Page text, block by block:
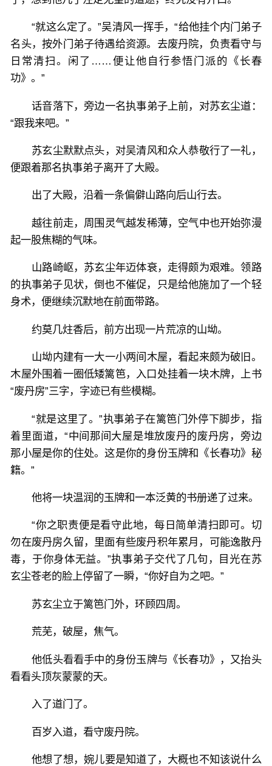
“就这么定了。”吴清风一挥手，“给他挂个内门弟子
名头，按外门弟子待遇给资源。去废丹院，负责看守与
日常清扫。闲了……便让他自行参悟门派的《长春
功》。”
话音落下，旁边一名执事弟子上前，对苏玄尘道：
“跟我来吧。”
苏玄尘默默点头，对吴清风和众人恭敬行了一礼，
便跟着那名执事弟子离开了大殿。
出了大殿，沿着一条偏僻山路向后山行去。
越往前走，周围灵气越发稀薄，空气中也开始弥漫
起一股焦糊的气味。
山路崎岖，苏玄尘年迈体衰，走得颇为艰难。领路
的执事弟子见状，倒也不催促，只是给他施加了一个轻
身术，便继续沉默地在前面带路。
约莫几炷香后，前方出现一片荒凉的山坳。
山坳内建有一大一小两间木屋，看起来颇为破旧。
木屋外围着一圈低矮篱笆，入口处挂着一块木牌，上书
“废丹房”三字，字迹已有些模糊。
“就是这里了。”执事弟子在篱笆门外停下脚步，指
着里面道，“中间那间大屋是堆放废丹的废丹房，旁边
那小屋是你的住处。这是你的身份玉牌和《长春功》秘
籍。”
他将一块温润的玉牌和一本泛黄的书册递了过来。
“你之职责便是看守此地，每日简单清扫即可。切
勿在废丹房久留，里面有些废丹积年累月，可能逸散丹
毒，于你身体无益。”执事弟子交代了几句，目光在苏
玄尘苍老的脸上停留了一瞬，“你好自为之吧。”
苏玄尘立于篱笆门外，环顾四周。
荒芜，破屋，焦气。
他低头看看手中的身份玉牌与《长春功》，又抬头
看看头顶灰蒙蒙的天。
入了道门了。
百岁入道，看守废丹院。
他想了想，婉儿要是知道了，大概也不知该说什么